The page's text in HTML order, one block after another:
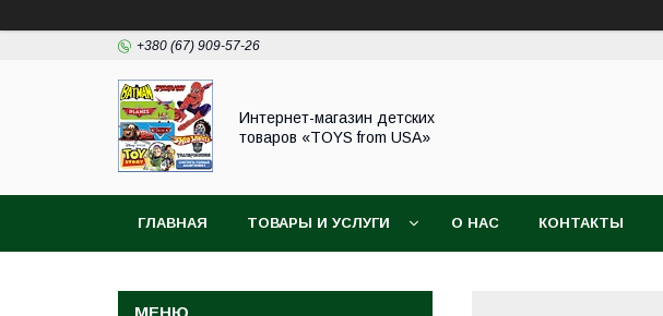
+380 (67) 909-57-26
Интернет-магазин детских
товаров «TOYS from USA»
ГЛАВНАЯ ТОВАРЫ И УСЛУГИ О НАС КОНТАКТЫ